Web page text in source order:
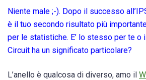
Niente male ;-). Dopo il successo
è il tuo secondo risultato più
per le statistiche. E’ lo stesso per te o
Circuit ha un significato particolare?
L’anello è qualcosa di diverso, amo il